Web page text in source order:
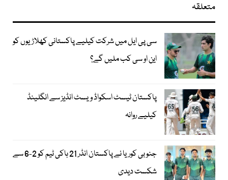
متعلقہ
سی پی ایل میں شرکت کیلیے پاکستانی کھلاڑیوں کو
این او سی کب ملیں گے؟
پاکستان ٹیسٹ اسکواڈ ویسٹ انڈیز سے انگلینڈ
کیلیے روانہ
جنوبی کوریا نے پاکستان انڈر 21 ہاکی ٹیم کو 2-6 سے
شکست دیدی